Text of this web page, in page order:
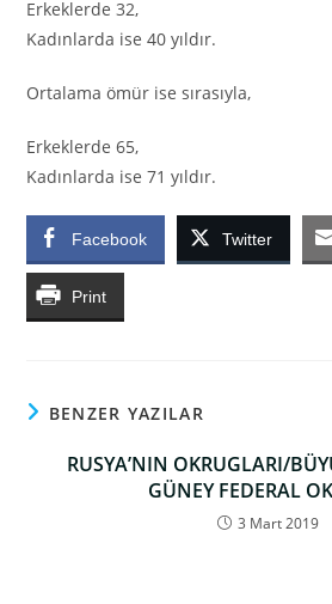
Erkeklerde 32,
Kadınlarda ise 40 yıldır.
Ortalama ömür ise sırasıyla,
Erkeklerde 65,
Kadınlarda ise 71 yıldır.
Facebook Twitter
Print
BENZER YAZILAR
RUSYA’NIN OKRUGLARI/
GÜNEY FEDERAL
3 Mart 2019